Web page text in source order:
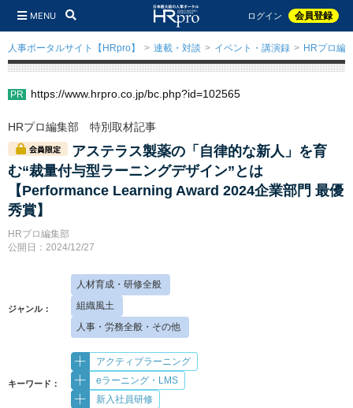
MENU ログイン 会員登録
人事ポータルサイト【HRpro】 連載・対談 イベント・講演録 HRプロ編
https://www.hrpro.co.jp/bc.php?id=102565
HRプロ編集部 特別取材記事
アステラス製薬の「自律的な新人」を育
む“裁量付与型ラーニングデザイン”とは
【Performance Learning Award 2024企業部門 最優
秀賞】
HRプロ編集部
公開日：2024/12/27
ジャンル：
人材育成・研修全般
組織風土
人事・労務全般・その他
キーワード：
アクティブラーニング
eラーニング・LMS
新入社員研修